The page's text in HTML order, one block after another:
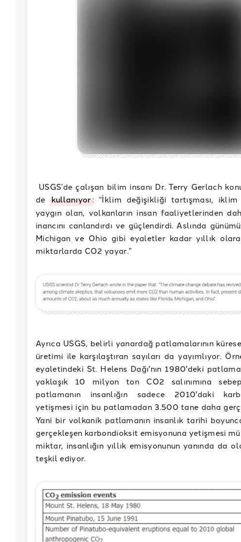
USGS’de çalışan bilim insanı Dr. Terry Gerlach
de kullanıyor: “İklim değişikliği tartışması, iklim
yaygın olan, volkanların insan faaliyetlerinden
inancını canlandırdı ve güçlendirdi. Aslında
Michigan ve Ohio gibi eyaletler kadar yıllık
miktarlarda CO2 yayar.”
Ayrıca USGS, belirli yanardağ patlamalarının
üretimi ile karşılaştıran sayıları da yayımlıyor.
eyaletindeki St. Helens Dağı'nın 1980'deki
yaklaşık 10 milyon ton CO2 salınımına
patlamanın insanlığın sadece 2010'daki
yetişmesi için bu patlamadan 3.500 tane daha
Yani bir volkanik patlamanın insanlık tarihi
gerçekleşen karbondioksit emisyonuna yetişmesi
miktar, insanlığın yıllık emisyonunun yanında da
teşkil ediyor.